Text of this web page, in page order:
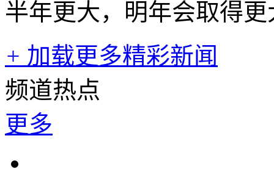
半年更大，明年会取得
+ 加载更多精彩新闻
频道热点
更多